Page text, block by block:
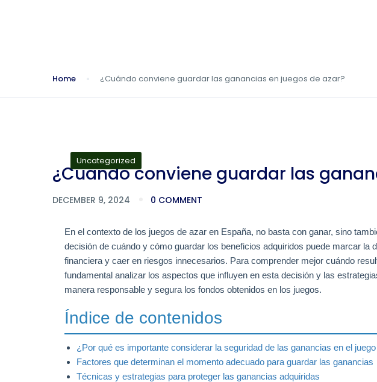
Home ¿Cuándo conviene guardar las ganancias en juegos de azar?
Uncategorized
¿Cuándo conviene guardar las
DECEMBER 9, 2024 0 COMMENT
En el contexto de los juegos de azar en España, no basta con ganar, sino
decisión de cuándo y cómo guardar los beneficios adquiridos puede marcar la
financiera y caer en riesgos innecesarios. Para comprender mejor cuándo
fundamental analizar los aspectos que influyen en esta decisión y las
manera responsable y segura los fondos obtenidos en los juegos.
Índice de contenidos
¿Por qué es importante considerar la seguridad de las ganancias en el
Factores que determinan el momento adecuado para guardar las ganancias
Técnicas y estrategias para proteger las ganancias adquiridas